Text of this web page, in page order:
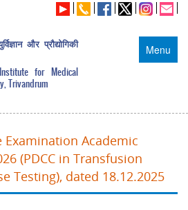
Menu
और प्रौद्योगिकी
for Medical
Trivandrum
Examination Academic
(PDCC in Transfusion
Testing), dated 18.12.2025